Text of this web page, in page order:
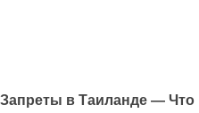
Запреты в Таиланде — Что